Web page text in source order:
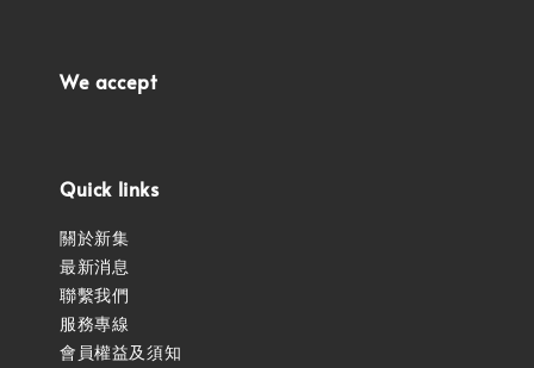
We accept
Quick links
關於新集
最新消息
聯繫我們
服務專線
會員權益及須知